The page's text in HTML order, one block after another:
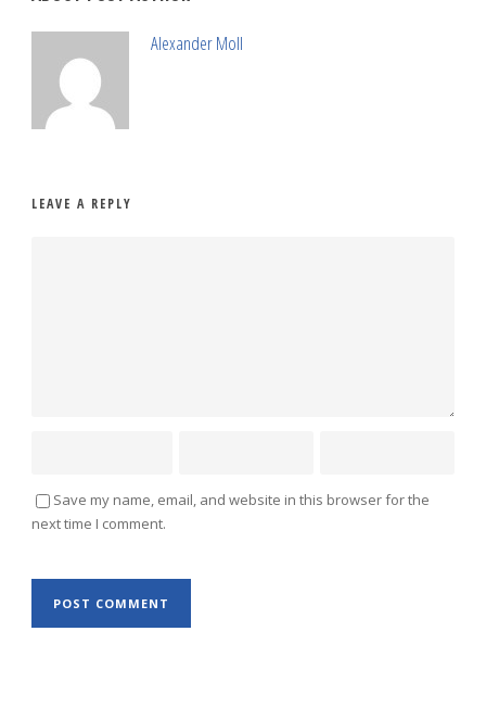
Alexander Moll
LEAVE A REPLY
Save my name, email, and website in this browser for the
next time I comment.